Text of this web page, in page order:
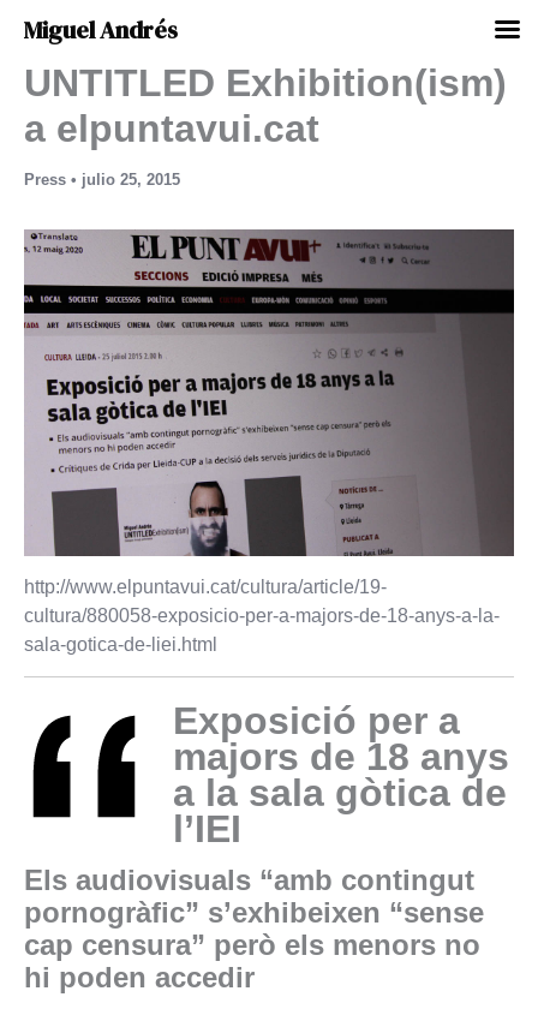
contenido
UNTITLED Exhibition(ism)
a elpuntavui.cat
Press • julio 25, 2015
http://www.elpuntavui.cat/cultura/article/19-
cultura/880058-exposicio-per-a-majors-de-18-anys-a-la-
sala-gotica-de-liei.html
Exposició per a
majors de 18 anys
a la sala gòtica de
l’IEI
Els audiovisuals “amb contingut
pornogràfic” s’exhibeixen “sense
cap censura” però els menors no
hi poden accedir
Miguel Andrés